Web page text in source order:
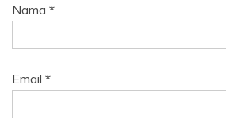
Nama *
Email *